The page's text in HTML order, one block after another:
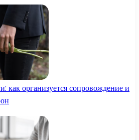
как организуется сопровождение и